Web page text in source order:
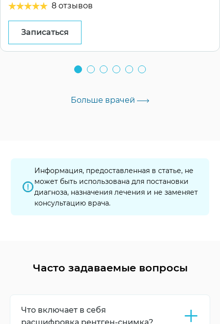
8 отзывов
Записаться
Больше врачей
Информация, предоставленная в статье, не
может быть использована для постановки
диагноза, назначения лечения и не заменяет
консультацию врача.
Часто задаваемые вопросы
Что включает в себя
+